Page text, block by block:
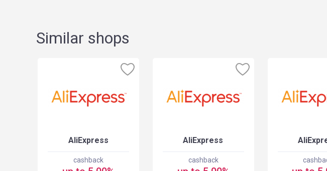
Similar shops
AliExpress
cashback
AliExpress
cashback